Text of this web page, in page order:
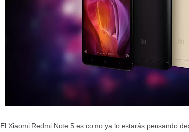
El Xiaomi Redmi Note 5 es como ya lo estarás pensando